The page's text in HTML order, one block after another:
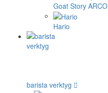
Goat Story ARCO
Hario
barista verktyg